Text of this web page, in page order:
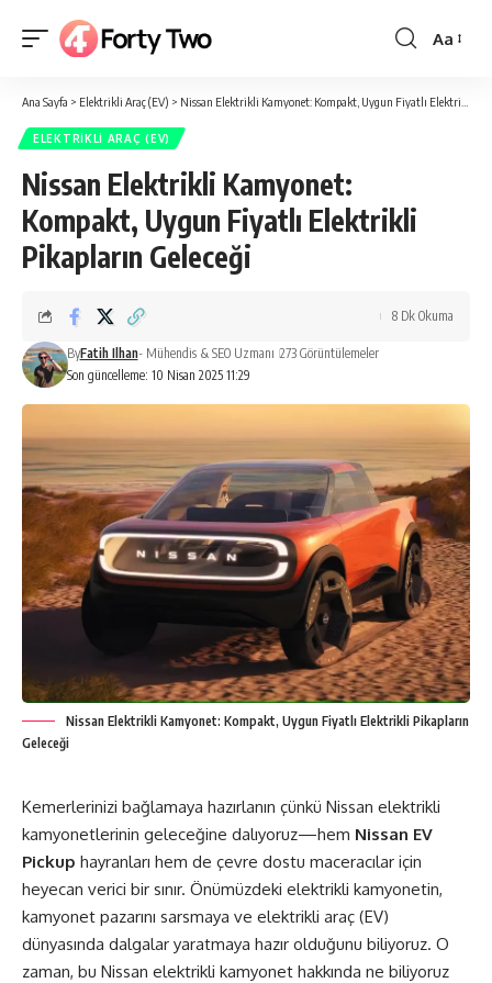
Yazı
Aa
Ana Sayfa > Elektrikli Araç (EV) > Nissan Elektrikli Kamyonet: Kompakt, Uygun Fiyatlı Elektrikli Pikapların Geleceği
ELEKTRIKLI ARAÇ (EV)
Nissan Elektrikli Kamyonet:
Kompakt, Uygun Fiyatlı Elektrikli
Pikapların Geleceği
Son güncelleme: 10 Nisan 2025 11:29
ByFatih Ilhan- Mühendis & SEO Uzmanı 273 Görüntülemeler
8 Dk Okuma
Nissan Elektrikli Kamyonet: Kompakt, Uygun Fiyatlı Elektrikli Pikapların
Geleceği
Kemerlerinizi bağlamaya hazırlanın çünkü Nissan elektrikli
kamyonetlerinin geleceğine dalıyoruz—hem Nissan EV
Pickup hayranları hem de çevre dostu maceracılar için
heyecan verici bir sınır. Önümüzdeki elektrikli kamyonetin,
kamyonet pazarını sarsmaya ve elektrikli araç (EV)
dünyasında dalgalar yaratmaya hazır olduğunu biliyoruz. O
zaman, bu Nissan elektrikli kamyonet hakkında ne biliyoruz